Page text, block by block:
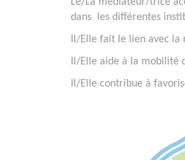
dans les différentes
Il/Elle fait le lien avec
Il/Elle aide à la mobilité
Il/Elle contribue à